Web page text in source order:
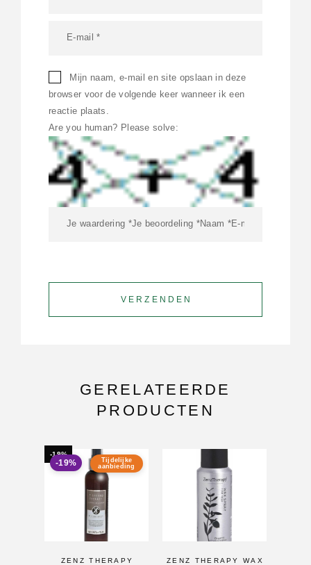
Mijn naam, e-mail en site opslaan in deze
browser voor de volgende keer wanneer ik een
reactie plaats.
Are you human? Please solve:
GERELATEERDE
PRODUCTEN
-19%
Tijdelijke
aanbieding
-19%
ZENZ THERAPY
ZENZ THERAPY WAX